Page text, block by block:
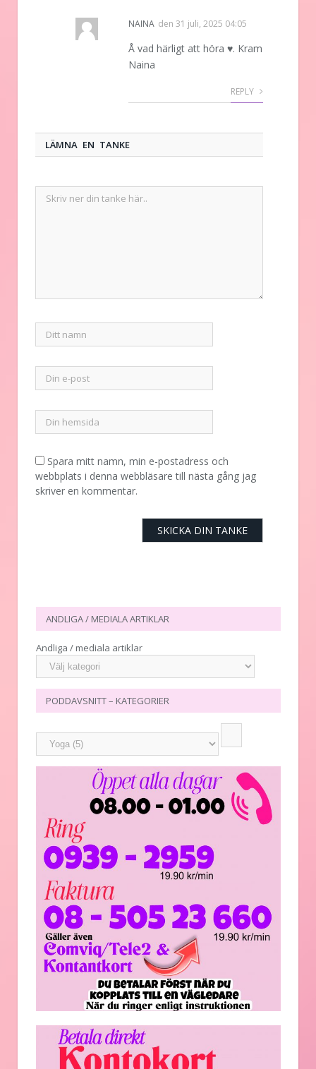
NAINA den 31 juli, 2025 04:05
Å vad härligt att höra ♥️. Kram
Naina
REPLY
LÄMNA EN TANKE
Spara mitt namn, min e-postadress och
webbplats i denna webbläsare till nästa gång jag
skriver en kommentar.
ANDLIGA / MEDIALA ARTIKLAR
Andliga / mediala artiklar
PODDAVSNITT – KATEGORIER